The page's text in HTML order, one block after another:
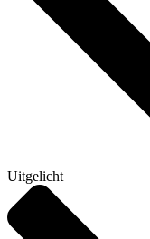
Uitgelicht